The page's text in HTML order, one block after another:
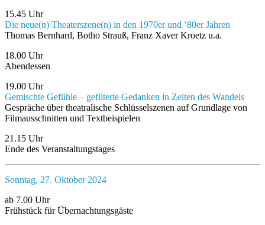
15.45 Uhr
Die neue(n) Theaterszene(n) in den 1970er und ’80er Jahren
Thomas Bernhard, Botho Strauß, Franz Xaver Kroetz u.a.
18.00 Uhr
Abendessen
19.00 Uhr
Gemischte Gefühle – gefilterte Gedanken in Zeiten des Wandels
Gespräche über theatralische Schlüsselszenen auf Grundlage von
Filmausschnitten und Textbeispielen
21.15 Uhr
Ende des Veranstaltungstages
Sonntag, 27. Oktober 2024
ab 7.00 Uhr
Frühstück für Übernachtungsgäste